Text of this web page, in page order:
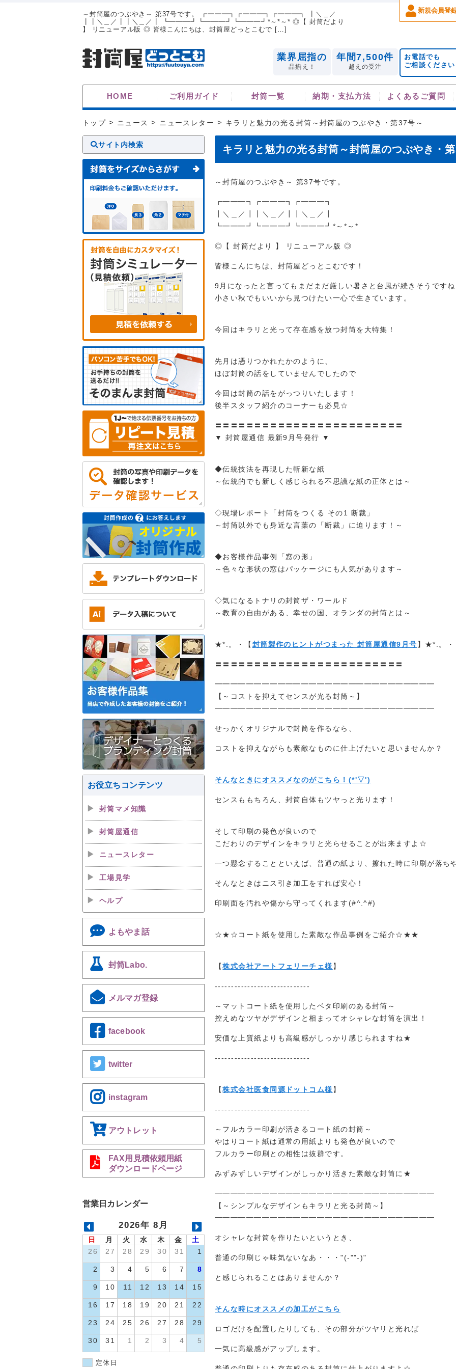
～封筒屋のつぶやき～ 第37号です。 ┏━━━┓┏━━━┓┏━━━┓ ┃＼＿／
┃┃＼＿／┃┃＼＿／┃ ┗━━━┛┗━━━┛┗━━━┛*～*～* ◎【 封筒だより
】 リニューアル版 ◎ 皆様こんにちは、封筒屋どっとこむで […]
新規会員登
業界屈指の
品揃え！
年間7,500件
越えの受注
お電話でも
ご相談ください
HOME ご利用ガイド 封筒一覧 納期・支払方法 よくあるご質問
トップ > ニュース > ニュースレター > キラリと魅力の光る封筒～封筒屋のつぶやき・第37号～
キラリと魅力の光る封筒～封筒屋のつぶやき・
～封筒屋のつぶやき～ 第37号です。
┏━━━┓┏━━━┓┏━━━┓
┃＼＿／┃┃＼＿／┃┃＼＿／┃
┗━━━┛┗━━━┛┗━━━┛*～*～*
◎【 封筒だより 】 リニューアル版 ◎
皆様こんにちは、封筒屋どっとこむです！
9月になったと言ってもまだまだ厳しい暑さと台風が続きそうですね
小さい秋でもいいから見つけたい一心で生きています。
今回はキラリと光って存在感を放つ封筒を大特集！
先月は憑りつかれたかのように、
ほぼ封筒の話をしていませんでしたので
今回は封筒の話をがっつりいたします！
後半スタッフ紹介のコーナーも必見☆
〓〓〓〓〓〓〓〓〓〓〓〓〓〓〓〓〓〓〓〓〓〓〓〓
▼ 封筒屋通信 最新9月号発行 ▼
◆伝統技法を再現した斬新な紙
～伝統的でも新しく感じられる不思議な紙の正体とは～
◇現場レポート「封筒をつくる その1 断裁」
～封筒以外でも身近な言葉の「断裁」に迫ります！～
◆お客様作品事例「窓の形」
～色々な形状の窓はパッケージにも人気があります～
◇気になるトナリの封筒ザ・ワールド
～教育の自由がある、幸せの国、オランダの封筒とは～
★*.。・【 封筒製作のヒントがつまった 封筒屋通信9月号 】★*.。・
〓〓〓〓〓〓〓〓〓〓〓〓〓〓〓〓〓〓〓〓〓〓〓〓
━━━━━━━━━━━━━━━━━━━━━━━━━━━━
【～コストを抑えてセンスが光る封筒～】
━━━━━━━━━━━━━━━━━━━━━━━━━━━━
せっかくオリジナルで封筒を作るなら、
コストを抑えながらも素敵なものに仕上げたいと思いませんか？
そんなときにオススメなのがこちら！(*'▽')
センスももちろん、封筒自体もツヤっと光ります！
そして印刷の発色が良いので
こだわりのデザインをキラリと光らせることが出来ますよ☆
一つ懸念することといえば、普通の紙より、擦れた時に印刷が落ち
そんなときはニス引き加工をすれば安心！
印刷面を汚れや傷から守ってくれます(#^.^#)
☆★☆コート紙を使用した素敵な作品事例をご紹介☆★★
【株式会社アートフェリーチェ様 】
-----------------------------
～マットコート紙を使用したベタ印刷のある封筒～
控えめなツヤがデザインと相まってオシャレな封筒を演出！
安価な上質紙よりも高級感がしっかり感じられますね★
-----------------------------
【株式会社医食同源ドットコム様 】
-----------------------------
～フルカラー印刷が活きるコート紙の封筒～
やはりコート紙は通常の用紙よりも発色が良いので
フルカラー印刷との相性は抜群です。
みずみずしいデザインがしっかり活きた素敵な封筒に★
━━━━━━━━━━━━━━━━━━━━━━━━━━━━
【～シンプルなデザインもキラリと光る封筒～】
━━━━━━━━━━━━━━━━━━━━━━━━━━━━
オシャレな封筒を作りたいというとき、
普通の印刷じゃ味気ないなあ・・・"(-""-)"
と感じられることはありませんか？
そんな時にオススメの加工がこちら
ロゴだけを配置したりしても、その部分がツヤリと光れば
一気に高級感がアップします。
サイト内検索
お役立ちコンテンツ
封筒マメ知識
封筒屋通信
ニュースレター
工場見学
ヘルプ
よもやま話
封筒Labo.
メルマガ登録
facebook
twitter
instagram
アウトレット
FAX用見積依頼用紙
ダウンロードページ
営業日カレンダー
2026年 8月
日 月 火 水 木 金
土
26
27 28 29 30 31 1
2 3 4 5 6 7 8
9 10 11 12 13 14 15
16 17 18 19 20 21 22
23 24 25 26 27 28 29
30 31 1 2 3 4 5
定休日